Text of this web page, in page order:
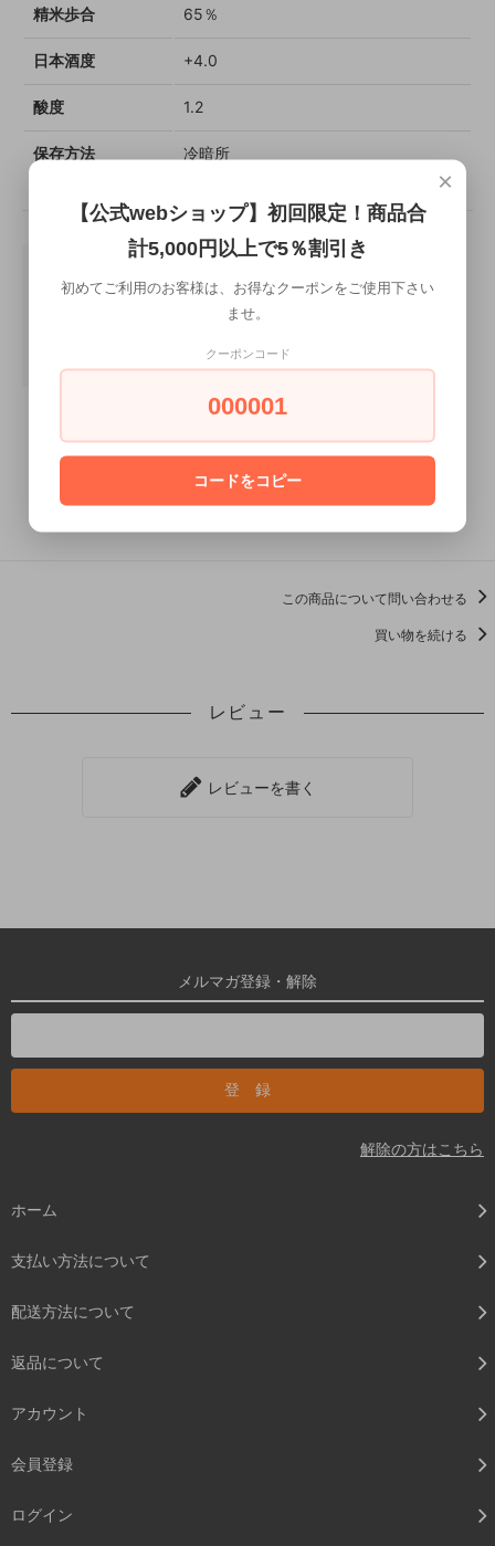
精米歩合 65％
日本酒度 +4.0
酸度 1.2
保存方法 冷暗所
この商品について問い合わせる
買い物を続ける
レビュー
レビューを書く
メルマガ登録・解除
解除の方はこちら
ホーム
支払い方法について
配送方法について
返品について
アカウント
会員登録
ログイン
×
【公式webショップ】初回限定！商品合
計5,000円以上で5％割引き
初めてご利用のお客様は、お得なクーポンをご使用下さい
ませ。
クーポンコード
000001
コードをコピー